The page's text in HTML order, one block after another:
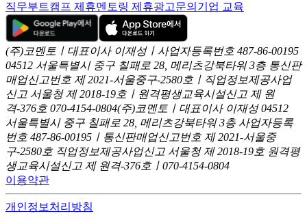
직무부트캠프 제휴멘토링 제휴광고문의 기업 교육
(주)코멘토ㅣ대표이사 이재성ㅣ사업자등록번호 487-86-00195
04512 서울특별시 중구 칠패로 28, 메리츠강북타워 3층 통신판
매업신고번호 제 2021-서울중구-2580호ㅣ직업정보제공사업
신고 서울청 제 2018-19호ㅣ원격평생교육시설신고 제 원
격-376호 070-4154-0804(주)코멘토ㅣ대표이사 이재성 04512
서울특별시 중구 칠패로 28, 메리츠강북타워 3층 사업자등록
번호 487-86-00195ㅣ통신판매업신고번호 제 2021-서울중
구-2580호 직업정보제공사업신고 서울청 제 2018-19호 원격평
생교육시설신고 제 원격-376호ㅣ070-4154-0804
이용약관
개인정보처리방침